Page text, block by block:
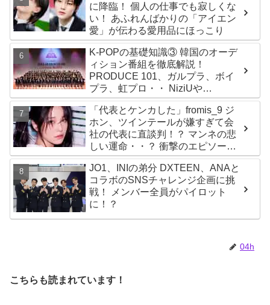
に降臨！ 個人の仕事でも寂しくな
い！ あふれんばかりの「アイエン
愛」が伝わる愛用品にほっこり
K-POPの基礎知識③ 韓国のオーデ
ィション番組を徹底解説！
PRODUCE 101、ガルプラ、ボイ
プラ、虹プロ・・ NiziUや
Kep1er、ZEROBASEONEら人気
グループが続々と誕生！ JO1や
INI、ME:Iを生んだ日プまで一挙紹
介
「代表とケンカした」fromis_9 ジ
ホン、ツインテールが嫌すぎて会
社の代表に直談判！？ マンネの悲
しい運命・・？ 衝撃のエピソード
に爆笑
JO1、INIの弟分 DXTEEN、ANAと
コラボのSNSチャレンジ企画に挑
戦！ メンバー全員がパイロット
に！？
04h
こちらも読まれています！